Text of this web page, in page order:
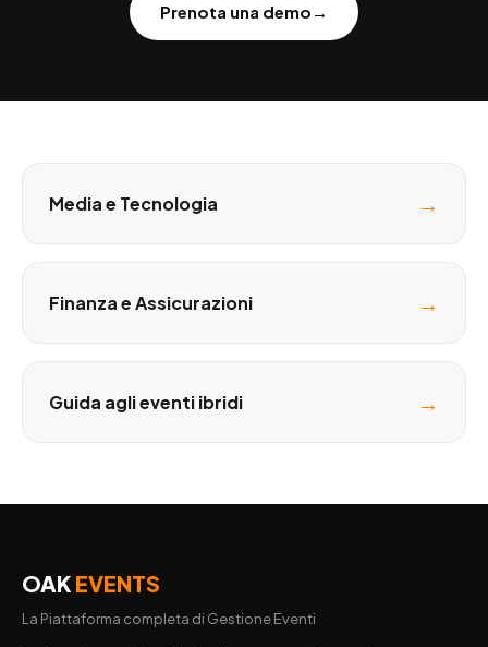
Prenota una demo →
Media e Tecnologia →
Finanza e Assicurazioni →
Guida agli eventi ibridi →
OAK EVENTS
La Piattaforma completa di Gestione Eventi